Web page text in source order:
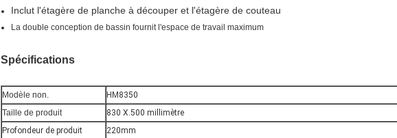
Inclut l'étagère de planche à découper et l'étagère de couteau
La double conception de bassin fournit l'espace de travail maximum
Spécifications
Modèle non.
HM8350
Taille de produit
830 X.500 millimètre
Profondeur de produit
220mm